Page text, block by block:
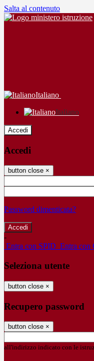
Salta al contenuto
Italiano
Italiano
Accedi
Accedi
button close ×
Password dimenticata?
-
Entra con SPID Entra con
Seleziona utente
button close ×
Recupero password
button close ×
all'indirizzo indicato con le